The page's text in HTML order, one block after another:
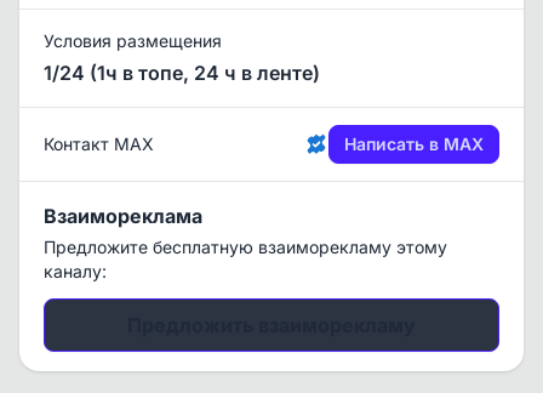
Условия размещения
1/24 (1ч в топе, 24 ч в ленте)
Контакт MAX Написать в MAX
Взаимореклама
Предложите бесплатную взаиморекламу этому
каналу: